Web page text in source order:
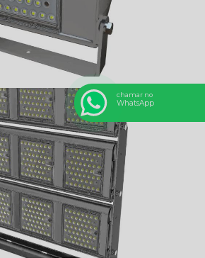
chamar no
WhatsApp